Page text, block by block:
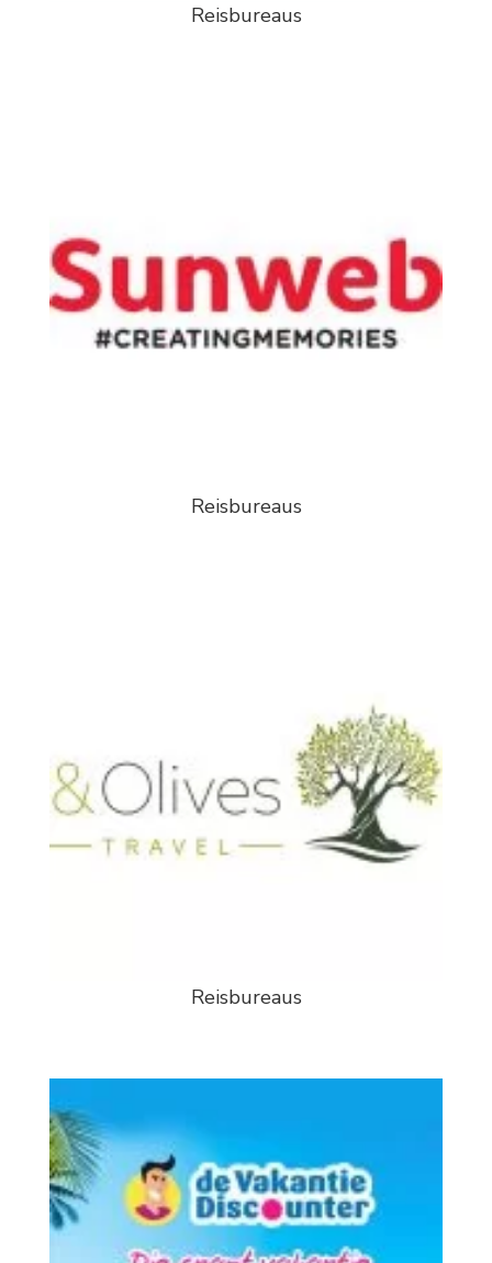
Reisbureaus
Reisbureaus
Reisbureaus